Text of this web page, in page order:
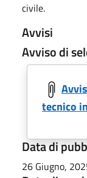
civile.
Avvisi
Avviso di
tecnico
Data di
26 Giugno,